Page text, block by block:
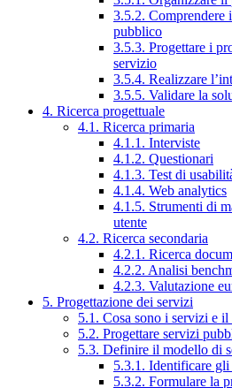
3.5.2. Comprendere
pubblico
3.5.3. Progettare i
servizio
3.5.4. Realizzare
3.5.5. Validare la
4. Ricerca progettuale
4.1. Ricerca primaria
4.1.1. Interviste
4.1.2. Questionari
4.1.3. Test di
4.1.4. Web analytics
4.1.5. Strumenti di
utente
4.2. Ricerca secondaria
4.2.1. Ricerca
4.2.2. Analisi
4.2.3. Valutazione
5. Progettazione dei servizi
5.1. Cosa sono i servizi e il
5.2. Progettare servizi
5.3. Definire il modello di
5.3.1. Identificare
5.3.2. Formulare la